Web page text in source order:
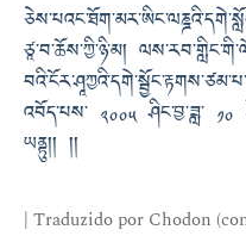
ཙཱ་བ་ཆོས་ཀྱི་ཉི་མ།
འབོད་པས་ ༢༠༠༥ ཤིང་བྱ་ཟླ་ ༡༠
ཡནྟུ།། །།
| Traduzido por Chodon